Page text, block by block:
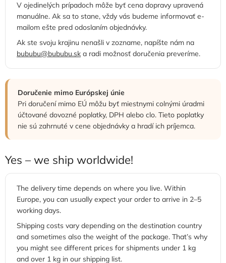
V ojedinelých prípadoch môže byť cena dopravy upravená
manuálne. Ak sa to stane, vždy vás budeme informovať e-
mailom ešte pred odoslaním objednávky.
Ak ste svoju krajinu nenašli v zozname, napíšte nám na
bububu@bububu.sk a radi možnosť doručenia preveríme.
Doručenie mimo Európskej únie
Pri doručení mimo EÚ môžu byť miestnymi colnými úradmi
účtované dovozné poplatky, DPH alebo clo. Tieto poplatky
nie sú zahrnuté v cene objednávky a hradí ich príjemca.
Yes – we ship worldwide!
The delivery time depends on where you live. Within
Europe, you can usually expect your order to arrive in 2–5
working days.
Shipping costs vary depending on the destination country
and sometimes also the weight of the package. That’s why
you might see different prices for shipments under 1 kg
and over 1 kg in our shipping list.